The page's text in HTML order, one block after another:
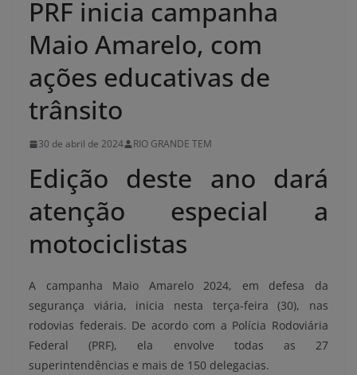
PRF inicia campanha
Maio Amarelo, com
ações educativas de
trânsito
30 de abril de 2024 RIO GRANDE TEM
Edição deste ano dará
atenção especial a
motociclistas
A campanha Maio Amarelo 2024, em defesa da
segurança viária, inicia nesta terça-feira (30), nas
rodovias federais. De acordo com a Polícia Rodoviária
Federal (PRF), ela envolve todas as 27
superintendências e mais de 150 delegacias.